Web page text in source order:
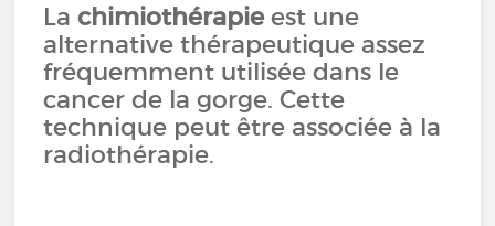
Lachimiothérapie est une
alternative thérapeutique assez
fréquemment utilisée dans le
cancer de la gorge. Cette
technique peut être associée à la
radiothérapie.